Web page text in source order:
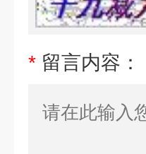
* 留言内容：